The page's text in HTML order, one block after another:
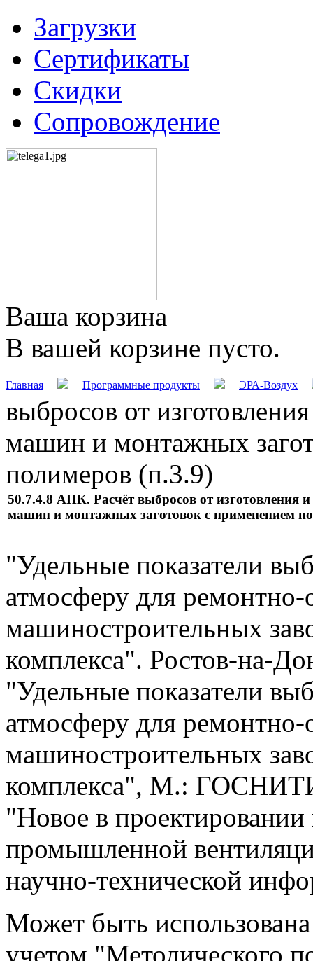
Загрузки
Сертификаты
Скидки
Сопровождение
Ваша корзина
В вашей корзине пусто.
Главная Программные продукты ЭРА-Воздух
выбросов от
машин и монтажных
полимеров (п.3.9)
50.7.4.8 АПК. Расчёт выбросов от изготовления и
машин и монтажных заготовок с применением
"Удельные показатели
атмосферу для
машиностроительных
комплекса". Ростов-на-
"Удельные показатели
атмосферу для
машиностроительных
комплекса", М.:
"Новое в проектировании
промышленной
научно-технической
Может быть
учетом "Методического